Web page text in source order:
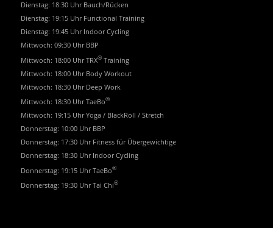
Dienstag: 18:30 Uhr Bauch/Rücken
Dienstag: 19:15 Uhr Functional Training
Dienstag: 19:45 Uhr Indoor Cycling
Mittwoch: 09:30 Uhr BBP
Mittwoch: 18:00 Uhr TRX®Training
Mittwoch: 18:00 Uhr Body Workout
Mittwoch: 18:30 Uhr Deep Work
Mittwoch: 18:30 Uhr TaeBo®
Mittwoch: 19:15 Uhr Yoga / BlackRoll / Stretch
Donnerstag: 10:00 Uhr BBP
Donnerstag: 17:30 Uhr Fitness für Übergewichtige
Donnerstag: 18:30 Uhr Indoor Cycling
Donnerstag: 19:15 Uhr TaeBo®
Donnerstag: 19:30 Uhr Tai Chi®